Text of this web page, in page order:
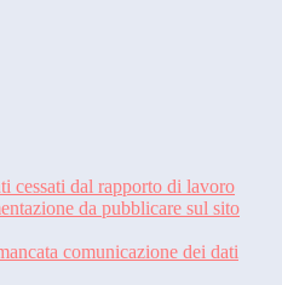
cessati dal rapporto di lavoro
da pubblicare sul sito
comunicazione dei dati